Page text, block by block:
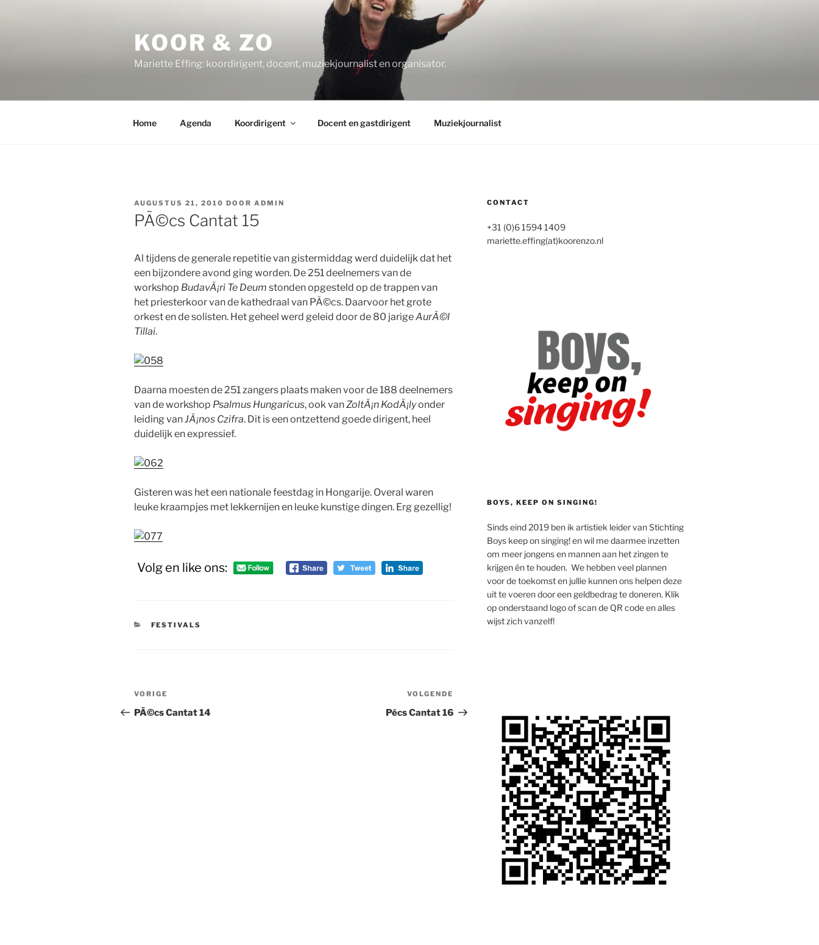
KOOR & ZO
Mariette Effing: koordirigent, docent, muziekjournalist en organisator.
Home Agenda Koordirigent Docent en gastdirigent Muziekjournalist
GEPLAATST
OP
AUGUSTUS 21, 2010 DOOR ADMIN
PÃ©cs Cantat 15
Al tijdens de generale repetitie van gistermiddag werd duidelijk dat het
een bijzondere avond ging worden. De 251 deelnemers van de
workshop BudavÃ¡ri Te Deum stonden opgesteld op de trappen van
het priesterkoor van de kathedraal van PÃ©cs. Daarvoor het grote
orkest en de solisten. Het geheel werd geleid door de 80 jarigeAurÃ©l
Tillai.
Daarna moesten de 251 zangers plaats maken voor de 188 deelnemers
van de workshop Psalmus Hungaricus, ook vanZoltÃ¡n KodÃ¡lyonder
leiding vanJÃ¡nos Czifra. Dit is een ontzettend goede dirigent, heel
duidelijk en expressief.
Gisteren was het een nationale feestdag in Hongarije. Overal waren
leuke kraampjes met lekkernijen en leuke kunstige dingen. Erg gezellig!
Volg en like ons:
CATEGORIEËN
FESTIVALS
Bericht
navigatie
Vorig
bericht
VORIGE
PÃ©cs Cantat 14
bericht
VOLGENDE
Pécs Cantat 16
CONTACT
+31 (0)6 1594 1409
mariette.effing(at)koorenzo.nl
BOYS, KEEP ON SINGING!
Sinds eind 2019 ben ik artistiek leider van Stichting
Boys keep on singing! en wil me daarmee inzetten
om meer jongens en mannen aan het zingen te
krijgen én te houden. We hebben veel plannen
voor de toekomst en jullie kunnen ons helpen deze
uit te voeren door een geldbedrag te doneren. Klik
op onderstaand logo of scan de QR code en alles
wijst zich vanzelf!